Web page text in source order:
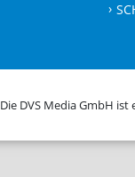
Die DVS Media GmbH